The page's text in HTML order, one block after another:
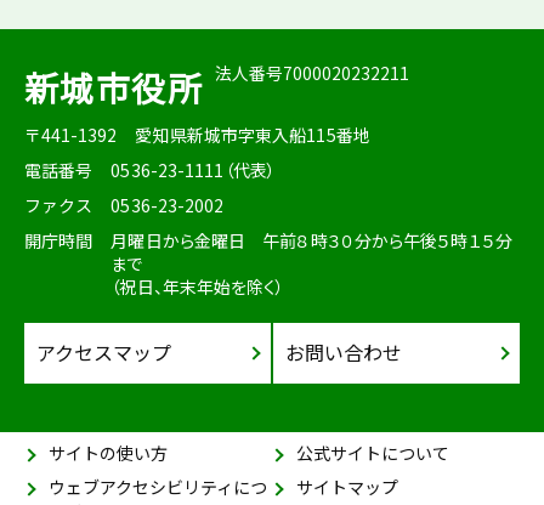
新城市役所 法人番号7000020232211
〒441-1392
愛知県新城市字東入船115番地
電話番号
0536-23-1111（代表）
ファクス
0536-23-2002
開庁時間
月曜日から金曜日 午前８時３０分から午後５時１５分
まで
（祝日、年末年始を除く）
アクセスマップ お問い合わせ
サイトの使い方
公式サイトについて
ウェブアクセシビリティにつ
サイトマップ